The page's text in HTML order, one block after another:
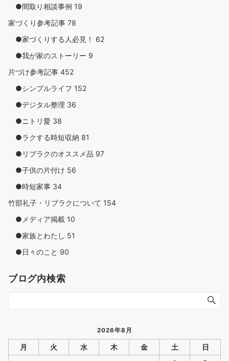
●間取り相談事例 19
家づくり参考記事 78
●家づくりする人必見！ 62
●我が家のストーリー 9
片づけ参考記事 452
●シンプルライフ 152
●デジタル整理 36
●ニトリ愛 38
●ラクする時短収納 81
●リブラクのオススメ品 97
●子供の片付け 56
●時短家事 34
竹部礼子・リブラクについて 154
●メディア掲載 10
●家族とわたし 51
●日々のこと 90
ブログ内検索
2026年8月
月 火 水 木 金 土
日